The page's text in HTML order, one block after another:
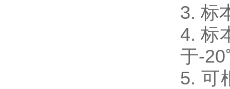
3. 标
4. 标
于-
5. 可